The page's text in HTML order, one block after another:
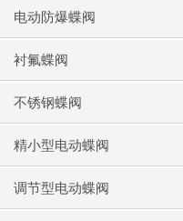
电动防爆蝶阀
衬氟蝶阀
不锈钢蝶阀
精小型电动蝶阀
调节型电动蝶阀